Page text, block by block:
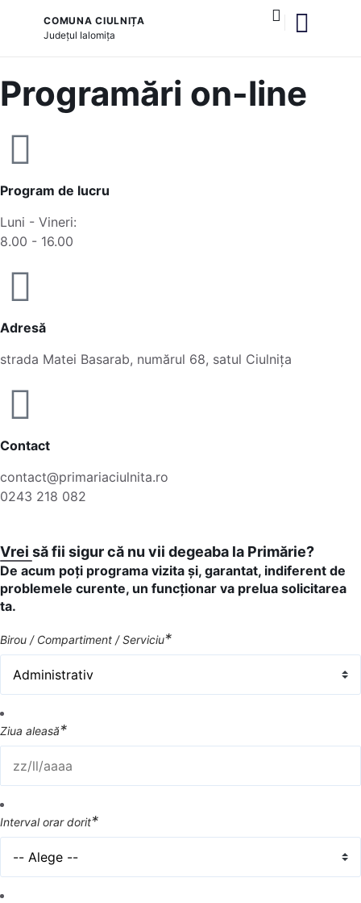
COMUNA CIULNIȚA
Județul Ialomița
Programări on-line
Program de lucru
Luni - Vineri:
8.00 - 16.00
Adresă
strada Matei Basarab, numărul 68, satul Ciulnița
Contact
contact@primariaciulnita.ro
0243 218 082
Vrei să fii sigur că nu vii degeaba la Primărie?
De acum poți programa vizita și, garantat, indiferent de
problemele curente, un funcționar va prelua solicitarea
ta.
Birou / Compartiment / Serviciu*
Ziua aleasă*
Interval orar dorit*